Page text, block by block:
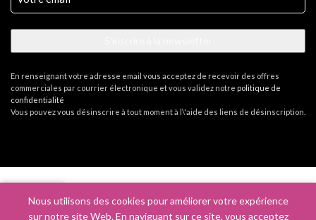
e-
mail
En renseignant votre adresse email vous acceptez de recevoir des offres
commerciales par courrier électronique et vous validez notre politique de
confidentialité
Vous pouvez vous désinscrire à tout moment à l\'aide des liens de désinscription.
Nous utilisons des cookies pour améliorer votre expérience
sur notre site Web. En naviguant sur ce site, vous acceptez